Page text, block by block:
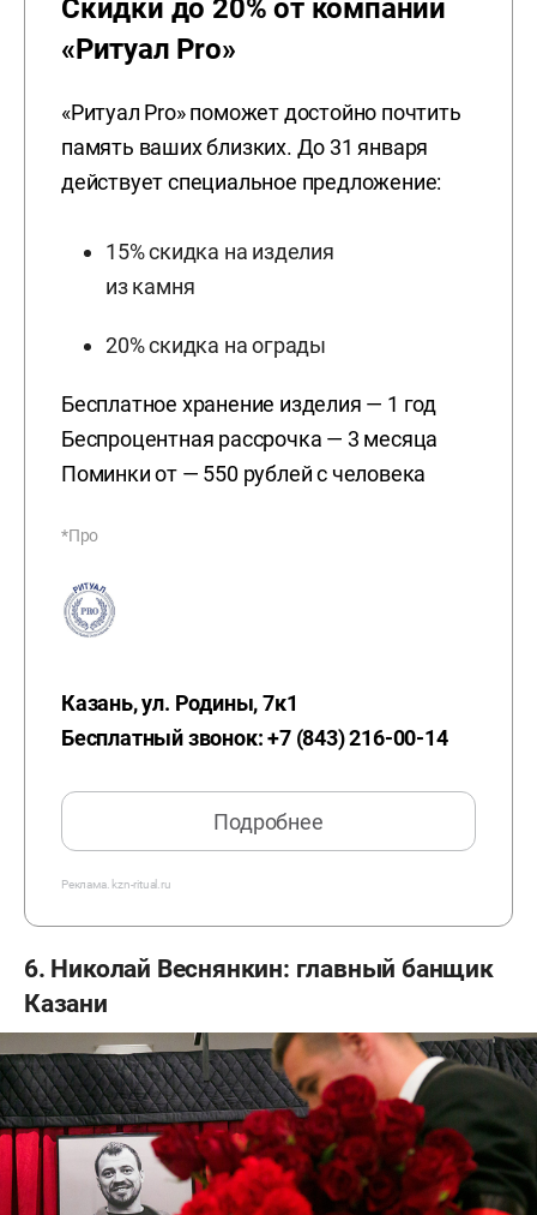
Скидки до 20% от компании
«Ритуал Pro»
«Ритуал Pro» поможет достойно почтить
память ваших близких. До 31 января
действует специальное предложение:
15% скидка на изделия
из камня
20% скидка на ограды
Бесплатное хранение изделия — 1 год
Беспроцентная рассрочка — 3 месяца
Поминки от — 550 рублей с человека
*Про
Казань, ул. Родины, 7к1
Бесплатный звонок: +7 (843) 216-00-14
Подробнее
Реклама. kzn-ritual.ru
6. Николай Веснянкин: главный банщик
Казани